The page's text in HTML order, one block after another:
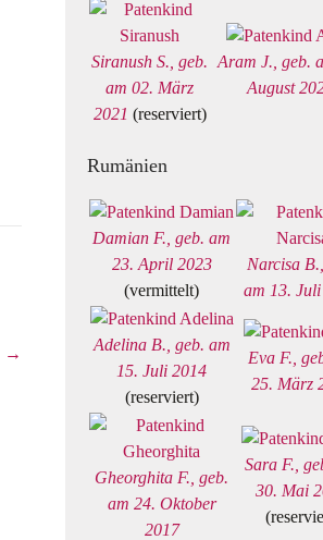
→
Siranush S., geb.
am 02. März
2021 (reserviert)
Aram J., geb.
August
Rumänien
Damian F., geb. am
23. April 2023
(vermittelt)
Narcisa
am 13.
Adelina B., geb. am
15. Juli 2014
(reserviert)
Eva F.,
25. März
Gheorghita F., geb.
am 24. Oktober
2017
Sara F.,
30. Mai